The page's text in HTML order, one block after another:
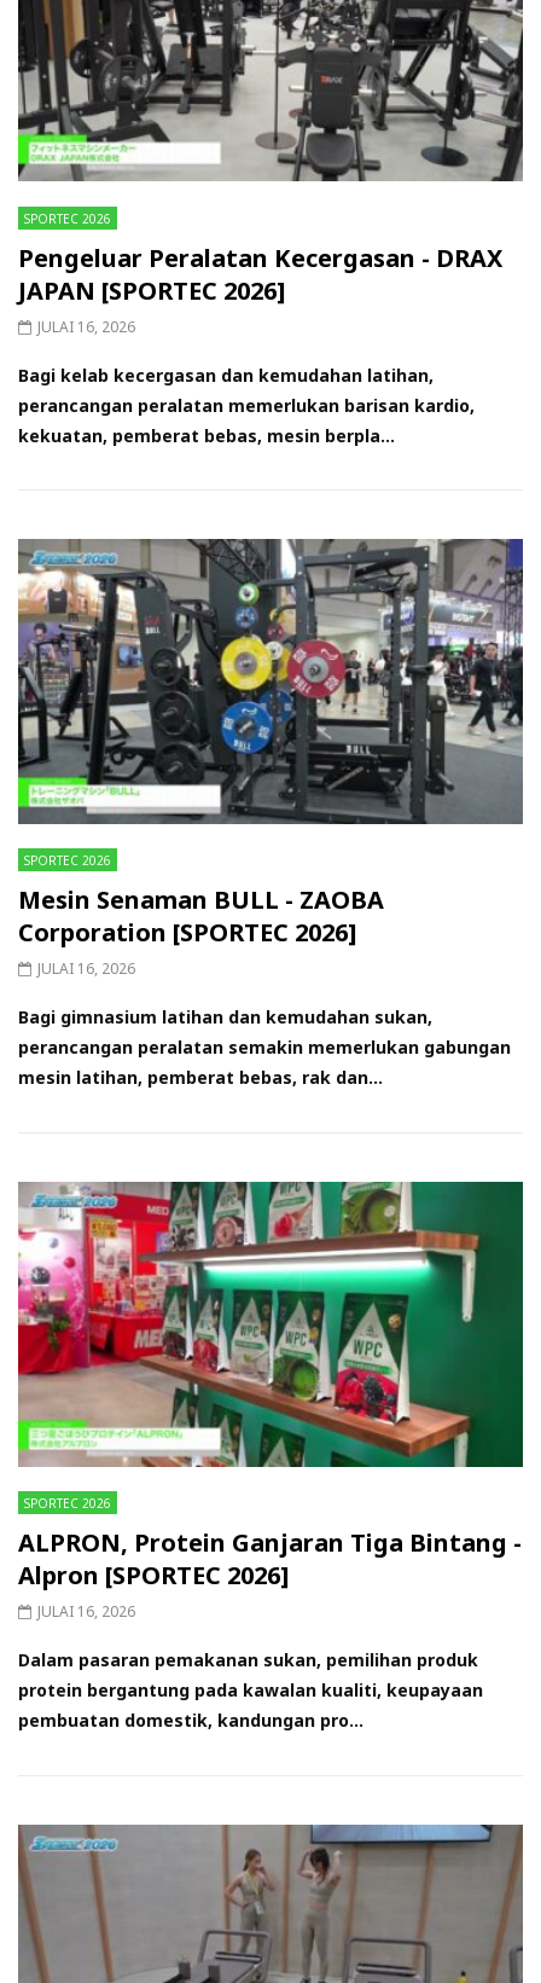
SPORTEC 2026
Pengeluar Peralatan Kecergasan - DRAX
JAPAN [SPORTEC 2026]
JULAI 16, 2026
Bagi kelab kecergasan dan kemudahan latihan,
perancangan peralatan memerlukan barisan kardio,
kekuatan, pemberat bebas, mesin berpla...
SPORTEC 2026
Mesin Senaman BULL - ZAOBA
Corporation [SPORTEC 2026]
JULAI 16, 2026
Bagi gimnasium latihan dan kemudahan sukan,
perancangan peralatan semakin memerlukan gabungan
mesin latihan, pemberat bebas, rak dan...
SPORTEC 2026
ALPRON, Protein Ganjaran Tiga Bintang -
Alpron [SPORTEC 2026]
JULAI 16, 2026
Dalam pasaran pemakanan sukan, pemilihan produk
protein bergantung pada kawalan kualiti, keupayaan
pembuatan domestik, kandungan pro...